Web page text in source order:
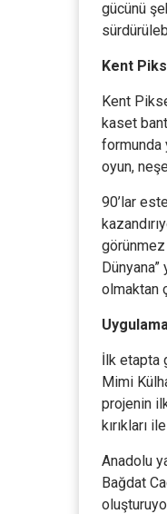
gücünü
Kent
Kent
kaset
formunda
oyun,
90’lar
olmaktan
İlk etapta
Mimi
projenin
kırıkları
Anadolu
Bağdat